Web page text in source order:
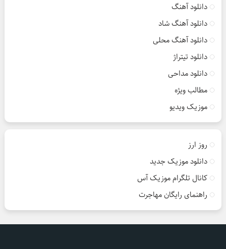
دانلود آهنگ
دانلود آهنگ شاد
دانلود آهنگ محلی
دانلود تیتراژ
دانلود مداحی
مطالب ویژه
موزیک ویدیو
روز ارز
دانلود موزیک جدید
کانال تلگرام موزیک آس
راهنمای رایگان مهاجرت